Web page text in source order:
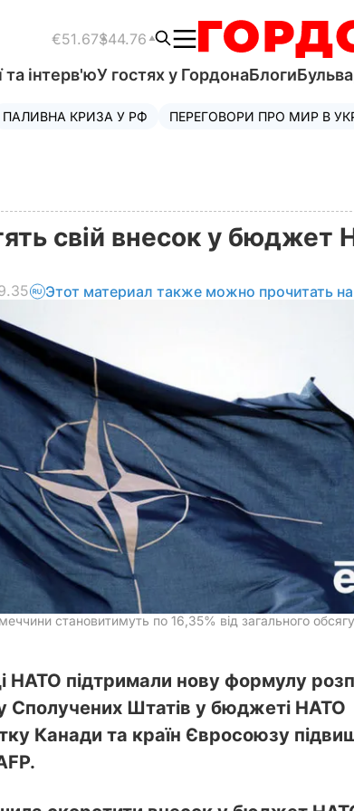
€51.67$44.76
та інтерв'юУ гостях у ГордонаБлоги
ПАЛИВНА КРИЗА У РФ ПЕРЕГОВОРИ ПРО МИР В
свій внесок у бюджет
Этот материал также можно прочитать
становитимуть по 16,35% від загального
НАТО підтримали нову формулу
Сполучених Штатів у бюджеті НАТО
Канади та країн Євросоюзу